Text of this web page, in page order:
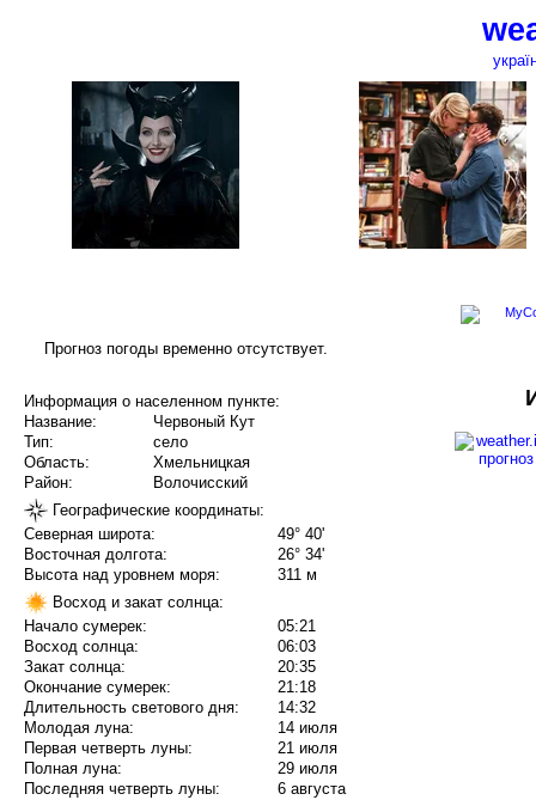
Прогноз погоды временно отсутствует.
Информация о населенном пункте:
Название:
Червоный Кут
Тип:
село
Область:
Хмельницкая
Район:
Волочисский
Географические координаты:
Северная широта:
49° 40'
Восточная долгота:
26° 34'
Высота над уровнем моря:
311 м
Восход и закат солнца:
Начало сумерек:
05:21
Восход солнца:
06:03
Закат солнца:
20:35
Окончание сумерек:
21:18
Длительность светового дня:
14:32
Молодая луна:
14 июля
Первая четверть луны:
21 июля
Полная луна:
29 июля
Последняя четверть луны:
6 августа